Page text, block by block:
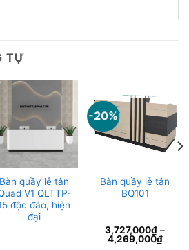
TỰ
Bàn quầy lễ tân
V1 QLTTP-
độc đáo, hiện
đại
-20%
Bàn quầy lễ tân
BQ101
3,727,000₫ –
4,269,000₫